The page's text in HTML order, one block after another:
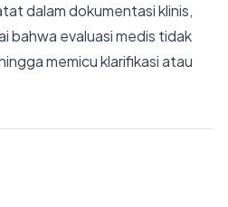
dalam dokumentasi klinis,
bahwa evaluasi medis tidak
memicu klarifikasi atau